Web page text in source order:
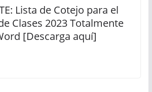
Lista de Cotejo para el
Clases 2023 Totalmente
[Descarga aquí]